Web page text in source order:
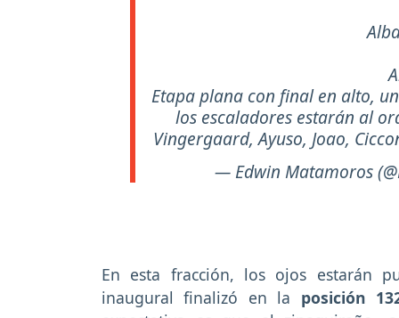
Etapa plana con final en alto,
los escaladores estarán al
Vingergaard, Ayuso, Joao,
— Edwin Matamoros
En esta fracción, los ojos estarán
inaugural finalizó en la posición